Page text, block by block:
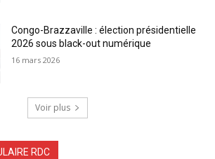
Congo-Brazzaville : élection présidentielle
2026 sous black-out numérique
16 mars 2026
Voir plus
RDC